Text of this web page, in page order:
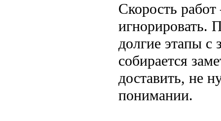
Скорость
игнорировать.
долгие этапы с
собирается
доставить, не
понимании.